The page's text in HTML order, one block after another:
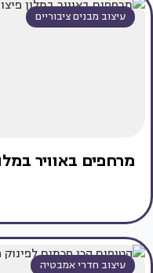
עיצוב מבנים ציבוריים
מרחפים באוויר
עיצוב חדרי אמבטיה